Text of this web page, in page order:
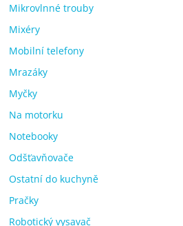
Mikrovlnné trouby
Mixéry
Mobilní telefony
Mrazáky
Myčky
Na motorku
Notebooky
Odšťavňovače
Ostatní do kuchyně
Pračky
Robotický vysavač